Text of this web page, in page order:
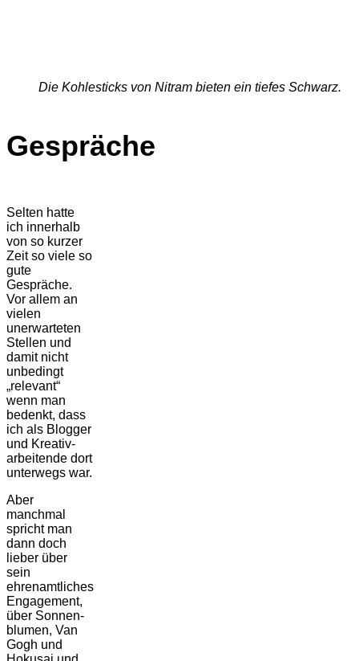
Die Kohlesticks von Nitram bieten ein tiefes Schwarz.
Gespräche
Selten hatte
ich innerhalb
von so kurzer
Zeit so viele so
gute
Gespräche.
Vor allem an
vielen
unerwarteten
Stellen und
damit nicht
unbedingt
„relevant“
wenn man
bedenkt, dass
ich als Blogger
und Kreativ­
arbeitende dort
unterwegs war.
Aber
manchmal
spricht man
dann doch
lieber über
sein
ehrenamtliches
Engagement,
über Sonnen­
blumen, Van
Gogh und